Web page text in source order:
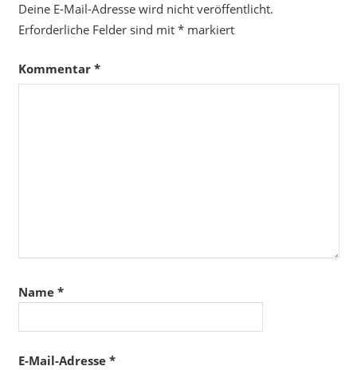
Deine E-Mail-Adresse wird nicht veröffentlicht.
Erforderliche Felder sind mit *markiert
Kommentar *
Name *
E-Mail-Adresse *